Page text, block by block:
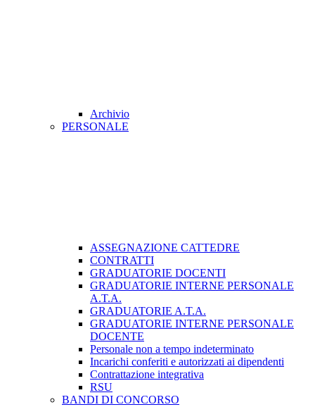
Archivio
PERSONALE
ASSEGNAZIONE CATTEDRE
CONTRATTI
GRADUATORIE DOCENTI
GRADUATORIE INTERNE PERSONALE
A.T.A.
GRADUATORIE A.T.A.
GRADUATORIE INTERNE PERSONALE
DOCENTE
Personale non a tempo indeterminato
Incarichi conferiti e autorizzati ai dipendenti
Contrattazione integrativa
RSU
BANDI DI CONCORSO